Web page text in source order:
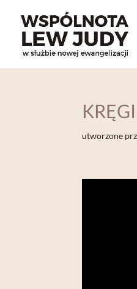
utworzone